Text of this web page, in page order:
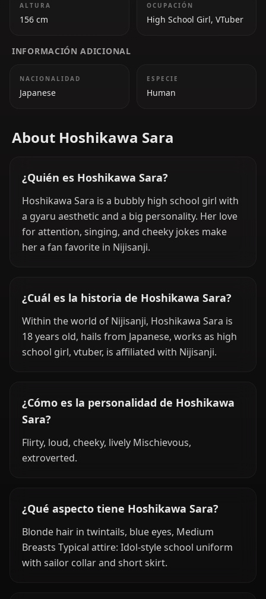
ALTURA
156 cm
OCUPACIÓN
High School Girl, VTuber
INFORMACIÓN ADICIONAL
NACIONALIDAD
Japanese
ESPECIE
Human
About Hoshikawa Sara
¿Quién es Hoshikawa Sara?
Hoshikawa Sara is a bubbly high school girl with
a gyaru aesthetic and a big personality. Her love
for attention, singing, and cheeky jokes make
her a fan favorite in Nijisanji.
¿Cuál es la historia de Hoshikawa Sara?
Within the world of Nijisanji, Hoshikawa Sara is
18 years old, hails from Japanese, works as high
school girl, vtuber, is affiliated with Nijisanji.
¿Cómo es la personalidad de Hoshikawa
Sara?
Flirty, loud, cheeky, lively Mischievous,
extroverted.
¿Qué aspecto tiene Hoshikawa Sara?
Blonde hair in twintails, blue eyes, Medium
Breasts Typical attire: Idol-style school uniform
with sailor collar and short skirt.